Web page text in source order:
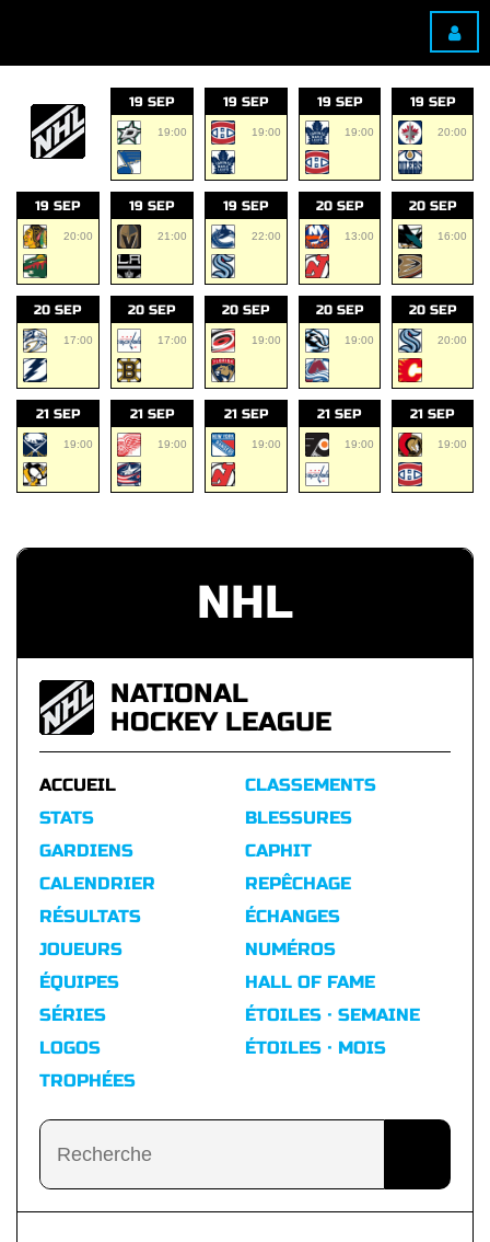
19 SEP
19:00
19 SEP
19:00
19 SEP
19:00
19 SEP
20:00
19 SEP
20:00
19 SEP
21:00
19 SEP
22:00
20 SEP
13:00
20 SEP
16:00
20 SEP
17:00
20 SEP
17:00
20 SEP
19:00
20 SEP
19:00
20 SEP
20:00
21 SEP
19:00
21 SEP
19:00
21 SEP
19:00
21 SEP
19:00
21 SEP
19:00
NHL
NATIONAL
HOCKEY LEAGUE
ACCUEIL
STATS
GARDIENS
CALENDRIER
RÉSULTATS
CLASSEMENTS
BLESSURES
CAPHIT
REPÊCHAGE
ÉCHANGES
JOUEURS
ÉQUIPES
SÉRIES
LOGOS
TROPHÉES
NUMÉROS
HALL OF FAME
ÉTOILES · SEMAINE
ÉTOILES · MOIS